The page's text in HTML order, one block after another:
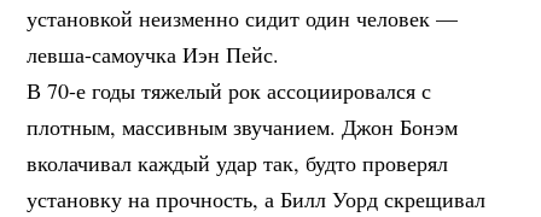
установкой неизменно сидит один человек —
левша-самоучка Иэн Пейс.
В 70-е годы тяжелый рок ассоциировался с
плотным, массивным звучанием. Джон Бонэм
вколачивал каждый удар так, будто проверял
установку на прочность, а Билл Уорд скрещивал